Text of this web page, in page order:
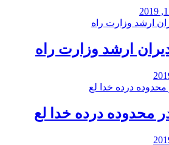
ارشد وزارت راه
محدوده درده خدا لع